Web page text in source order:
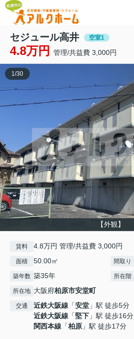
セジュール高井 空室1
4.8万円 管理/共益費 3,000円
【外観】
1/30
賃料 4.8万円 管理/共益費 3,000円
面積 50.00㎡ 間取り
築年数 築35年 所在階
所在地 大阪府柏原市安堂町
交通 近鉄大阪線 「安堂 」駅 徒歩5分
近鉄大阪線 「堅下 」駅 徒歩16分
関西本線 「柏原 」駅 徒歩17分